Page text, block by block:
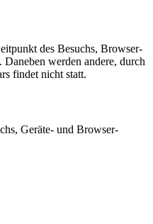
des Besuchs, Browser-
werden andere, durch
findet nicht statt.
Geräte- und Browser-